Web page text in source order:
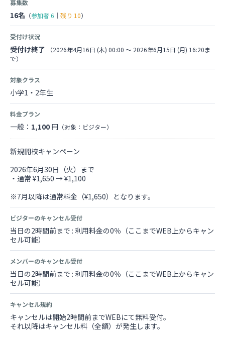
募集数
16名 （参加者6 ｜ 残り 10）
受付け状況
受付け終了
（2026年4月16日 (木) 00:00 〜 2026年6月15日 (月) 16:20ま
で）
対象クラス
小学1・2年生
料金プラン
一般： 1,100 円 （対象：ビジター）
新規開校キャンペーン
2026年6月30日（火）まで
・通常 ¥1,650 → ¥1,100
※7月以降は通常料金（¥1,650）となります。
ビジターのキャンセル受付
当日の2時間前まで : 利用料金の0％（ここまでWEB上からキャン
セル可能）
メンバーのキャンセル受付
当日の2時間前まで : 利用料金の0％（ここまでWEB上からキャン
セル可能）
キャンセル規約
キャンセルは開始2時間前までWEBにて無料受付。
それ以降はキャンセル料（全額）が発生します。